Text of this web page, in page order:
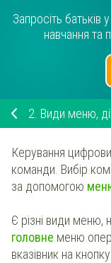
Запросіть
навчання та
2. Види меню,
Керування
команди. Вибір
за допомогою
Є різні види меню,
головне меню
вказівник на кнопку